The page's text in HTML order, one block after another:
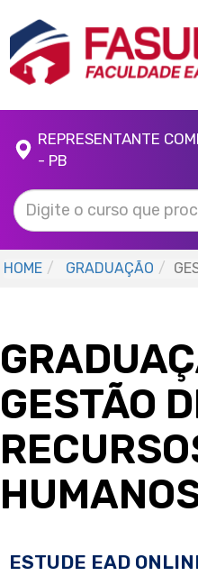
REPRESENTANTE
- PB
HOME GRADUAÇÃO
GESTÃO
ESTUDE EAD